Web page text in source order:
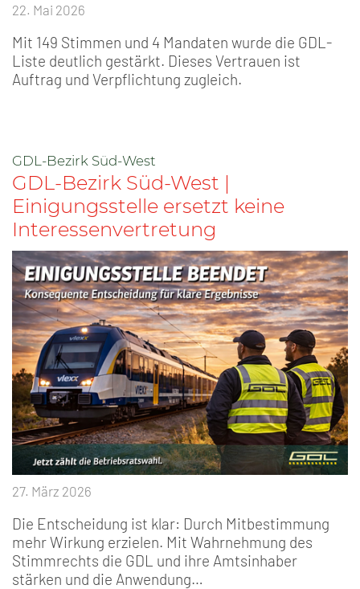
22. Mai 2026
Mit 149 Stimmen und 4 Mandaten wurde die GDL-
Liste deutlich gestärkt. Dieses Vertrauen ist
Auftrag und Verpflichtung zugleich.
GDL-Bezirk Süd-West
GDL-Bezirk Süd-West |
Einigungsstelle ersetzt keine
Interessenvertretung
27. März 2026
Die Entscheidung ist klar: Durch Mitbestimmung
mehr Wirkung erzielen. Mit Wahrnehmung des
Stimmrechts die GDL und ihre Amtsinhaber
stärken und die Anwendung…